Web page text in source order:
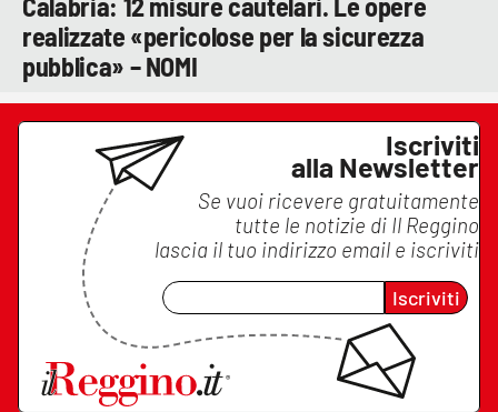
realizzate «pericolose per la sicurezza
pubblica» – NOMI
Iscriviti
alla Newsletter
Se vuoi ricevere gratuitamente
tutte le notizie di Il Reggino
lascia il tuo indirizzo email e iscriviti
Iscriviti